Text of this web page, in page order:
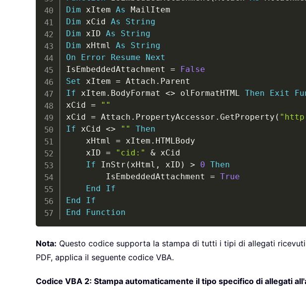
Dim xItem As
Dim xCid As
String
Dim xID As
String
Dim xHtml As
String
On
Error Resume
Next
IsEmbeddedAttachment =
False
Set xItem = Attach .
If xItem . BodyFormat <> olFormatHTML Then Exit
xCid =
""
xCid = Attach . PropertyAccessor . GetProperty (
If xCid <> ""
Then
    xHtml
= xItem . HTMLBody
    xID
= "cid:" & xCid
If InStr ( xHtml , xID ) > 0 Then
        IsEmbeddedAttachment
= True
End
If
End
If
End
Function
Nota: Questo codice supporta la stampa di tutti i tipi di allegati
PDF, applica il seguente codice VBA.
Codice VBA 2: Stampa automaticamente il tipo specifico di allegati